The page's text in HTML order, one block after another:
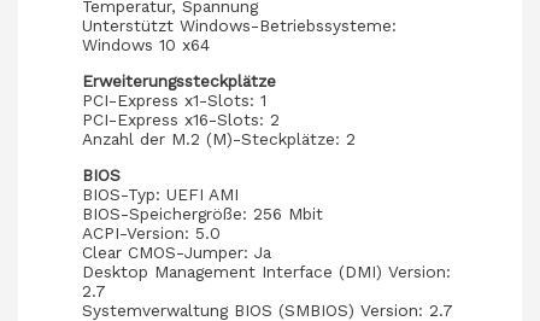
Temperatur, Spannung
Unterstützt Windows-Betriebssysteme:
Windows 10 x64
Erweiterungssteckplätze
PCI-Express x1-Slots: 1
PCI-Express x16-Slots: 2
Anzahl der M.2 (M)-Steckplätze: 2
BIOS
BIOS-Typ: UEFI AMI
BIOS-Speichergröße: 256 Mbit
ACPI-Version: 5.0
Clear CMOS-Jumper: Ja
Desktop Management Interface (DMI) Version:
2.7
Systemverwaltung BIOS (SMBIOS) Version: 2.7